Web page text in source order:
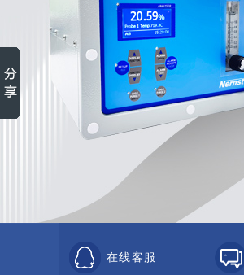
在线客服